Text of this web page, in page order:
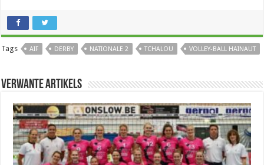
Tags AIF DERBY NATIONALE 2 TCHALOU VOLLEY-BALL HAINAUT
Verwante artikels